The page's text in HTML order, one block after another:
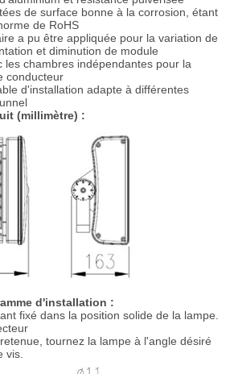
de surface bonne à la corrosion, étant
de RoHS
a pu être appliquée pour la variation de
et diminution de module
les chambres indépendantes pour la
conducteur
d'installation adapte à différentes
(millimètre) :
d'installation :
fixé dans la position solide de la lampe.
tournez la lampe à l'angle désiré
vis.